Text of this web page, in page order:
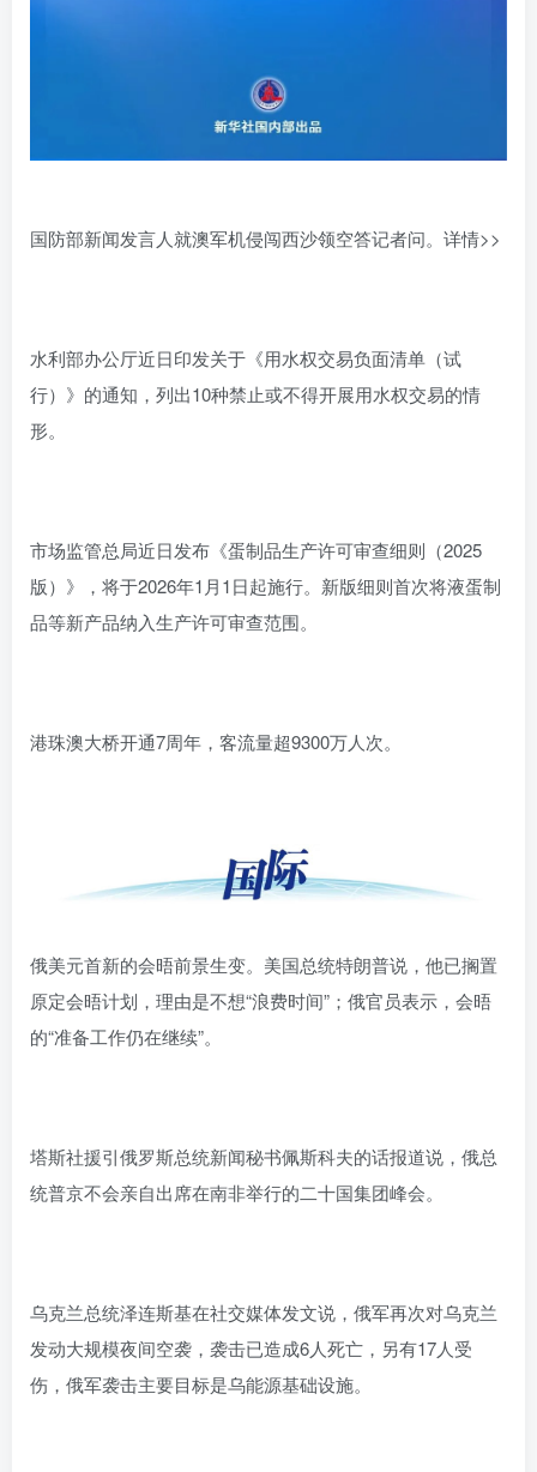
国防部新闻发言人就澳军机侵闯西沙领空答记者问。 详情>>
水利部办公厅近日印发关于《用水权交易负面清单（试
行）》的通知，列出10种禁止或不得开展用水权交易的情
形。
市场监管总局近日发布《蛋制品生产许可审查细则（2025
版）》，将于2026年1月1日起施行。新版细则首次将液蛋制
品等新产品纳入生产许可审查范围。
港珠澳大桥开通7周年，客流量超9300万人次。
俄美元首新的会晤前景生变。美国总统特朗普说，他已搁置
原定会晤计划，理由是不想“浪费时间”；俄官员表示，会晤
的“准备工作仍在继续”。
塔斯社援引俄罗斯总统新闻秘书佩斯科夫的话报道说，俄总
统普京不会亲自出席在南非举行的二十国集团峰会。
乌克兰总统泽连斯基在社交媒体发文说，俄军再次对乌克兰
发动大规模夜间空袭，袭击已造成6人死亡，另有17人受
伤，俄军袭击主要目标是乌能源基础设施。